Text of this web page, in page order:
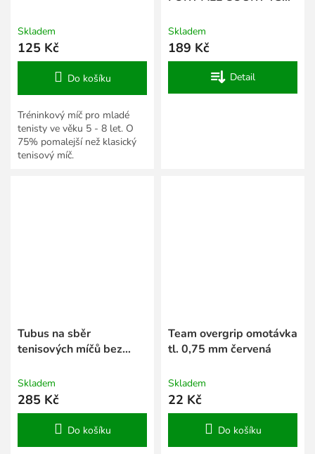
Skladem
125 Kč
Do košíku
Tréninkový míč pro mladé
tenisty ve věku 5 - 8 let. O
75% pomalejší než klasický
tenisový míč.
Skladem
189 Kč
Detail
Tubus na sběr
tenisových míčů bez
Skladem
285 Kč
Do košíku
Team overgrip omotávka
tl. 0,75 mm červená
Skladem
22 Kč
Do košíku